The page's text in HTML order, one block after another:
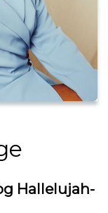
Hallelujah-